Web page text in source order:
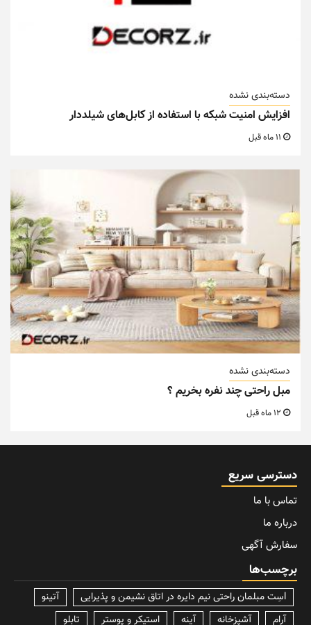
دسته‌بندی نشده
افزایش امنیت شبکه با استفاده از کابل‌های شیلددار
دسته‌بندی نشده
مبل راحتی چند نفره بخریم ؟
دسترسی سریع
تماس با ما
درباره ما
سفارش آگهی
برچسب‌ها
lسِت مبلمان راحتی نیم دایره در اتاق نشیمن و پذیرایی
آتینو
آرام
آشپزخانه آینه استیکر و پوستر
تابلو